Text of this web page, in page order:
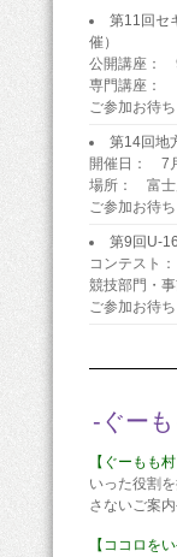
第11回セ
催）
公開講座：
専門講座：
ご参加お待ち
第14回地
開催日： 7
場所： 富
ご参加お待ち
第9回U-
コンテスト
競技部門・
ご参加お待ち
-ぐー
【ぐーもも村
いった役割
さないご案
【ココロをい